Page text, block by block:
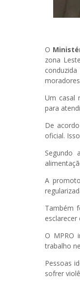
O
zona
Um casal
para
De
oficial.
Segundo
A
Também
esclarecer
O MPRO
trabalho
Pessoas
sofrer